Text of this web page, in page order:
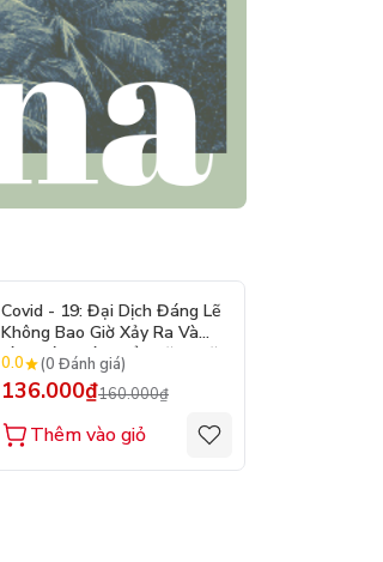
- 15%
Covid - 19: Đại Dịch Đáng Lẽ
Không Bao Giờ Xảy Ra Và
Làm Cách Nào Để Ngăn Chặn
Đại Dịch Kế Tiếp
0.0 (0 Đánh giá)
136.000₫160.000₫
Thêm vào giỏ